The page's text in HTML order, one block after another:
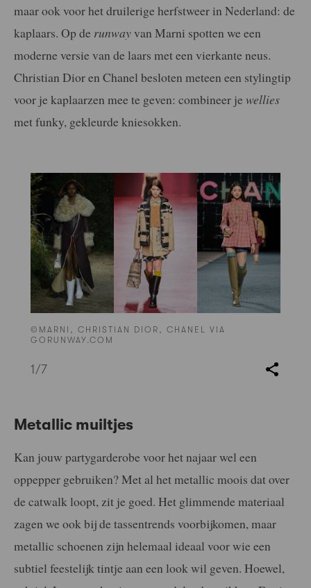
maar ook voor het druilerige herfstweer in Nederland: de
kaplaars. Op de runwayvan Marni spotten we een
moderne versie van de laars met een vierkante neus.
Christian Dior en Chanel besloten meteen een stylingtip
voor je kaplaarzen mee te geven: combineer je wellies
met funky, gekleurde kniesokken.
©MARNI, CHRISTIAN DIOR, CHANEL VIA
GORUNWAY.COM
1 /7
Metallic muiltjes
Kan jouw partygarderobe voor het najaar wel een
oppepper gebruiken? Met al het metallic moois dat over
de catwalk loopt, zit je goed. Het glimmende materiaal
zagen we ook bij de tassentrends voorbijkomen, maar
metallic schoenen zijn helemaal ideaal voor wie een
subtiel feestelijk tintje aan een look wil geven. Hoewel,